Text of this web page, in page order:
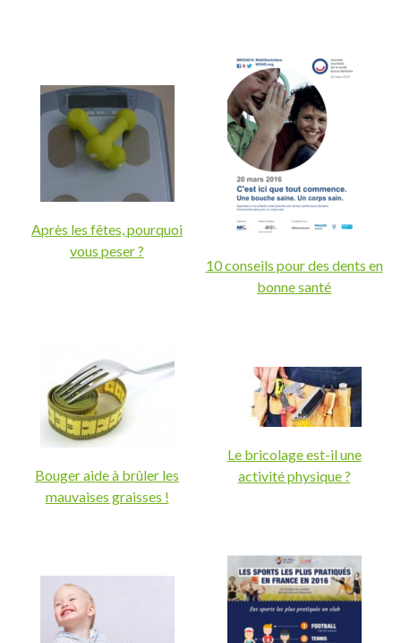
Après les fêtes, pourquoi
vous peser ?
10 conseils pour des dents en
bonne santé
Bouger aide à brûler les
mauvaises graisses !
Le bricolage est-il une
activité physique ?